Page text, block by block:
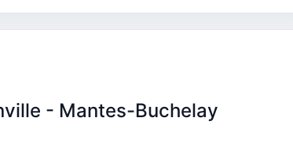
- Mantes-Buchelay